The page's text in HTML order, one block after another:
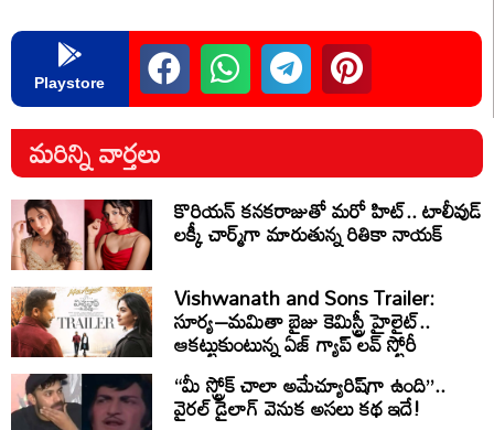
Playstore
మరిన్ని వార్తలు
కొరియన్ కనకరాజుతో మరో హిట్.. టాలీవుడ్
లక్కీ చార్మ్‌గా మారుతున్న రితికా నాయక్
Vishwanath and Sons Trailer:
సూర్య–మమితా బైజు కెమిస్ట్రీ హైలైట్..
ఆకట్టుకుంటున్న ఏజ్ గ్యాప్ లవ్ స్టోరీ
“మీ స్ట్రోక్ చాలా అమేచ్యూరిష్‌గా ఉంది”..
వైరల్ డైలాగ్ వెనుక అసలు కథ ఇదే!